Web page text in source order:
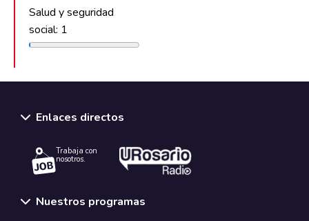
Salud y seguridad
social: 1
Enlaces directos
Trabaja con
nosotros.
Nuestros programas